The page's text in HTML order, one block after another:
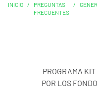
INICIO /
PREGUNTAS
FRECUENTES
/
PROGRAMA
POR LOS